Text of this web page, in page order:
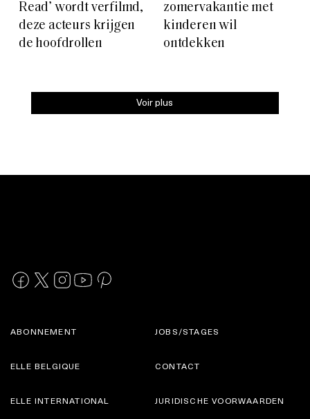
Read’ wordt verfilmd,
deze acteurs krijgen
de hoofdrollen
zomervakantie met
kinderen wil
ontdekken
Voir plus
ABONNEMENT
ELLE BELGIQUE
JOBS/STAGES
CONTACT
ELLE INTERNATIONAL JURIDISCHE VOORWAARDEN